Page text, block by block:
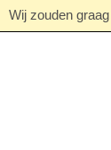
Wij zouden